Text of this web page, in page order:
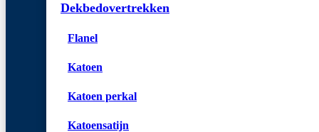
Dekbedovertrekken
Flanel
Katoen
Katoen perkal
Katoensatijn